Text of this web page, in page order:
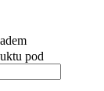
pod